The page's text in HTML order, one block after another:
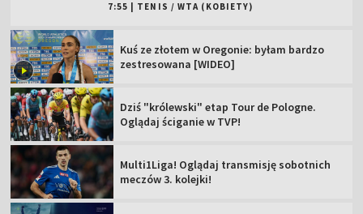
7:55 TENIS / WTA (KOBIETY)
Kuś ze złotem w Oregonie: byłam bardzo
zestresowana [WIDEO]
Dziś "królewski" etap Tour de Pologne.
Oglądaj ściganie w TVP!
Multi1Liga! Oglądaj transmisję sobotnich
meczów 3. kolejki!